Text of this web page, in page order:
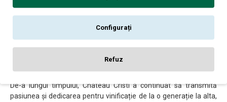
Astfel, Chateau Cristi a fost fondat în 1939, reinvocând rețetele
vinicole ale familiei Cristi. Podgoriile sale se află în sudul
strugurii săi renumiți, care oferă buchete selecte și arome de
flori și fructe uscate, precum și un gust excepțional vinurilor
De-a lungul timpului, Chateau Cristi a continuat să transmită
pasiunea și dedicarea pentru vinificație de la o generație la alta,
Configurați
Refuz